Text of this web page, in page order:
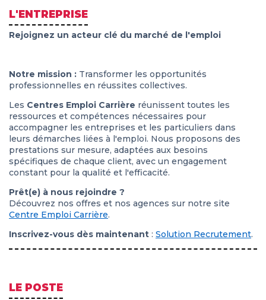
L'ENTREPRISE
Rejoignez un acteur clé du marché de l'emploi
Notre mission : Transformer les opportunités
professionnelles en réussites collectives.
Les Centres Emploi Carrière réunissent toutes les
ressources et compétences nécessaires pour
accompagner les entreprises et les particuliers dans
leurs démarches liées à l'emploi. Nous proposons des
prestations sur mesure, adaptées aux besoins
spécifiques de chaque client, avec un engagement
constant pour la qualité et l'efficacité.
Prêt(e) à nous rejoindre ?
Découvrez nos offres et nos agences sur notre site
Centre Emploi Carrière.
Inscrivez-vous dès maintenant : Solution Recrutement.
LE POSTE